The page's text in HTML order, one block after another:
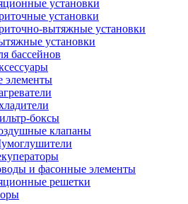
установки
установки
вытяжные установки
установки
бассейнов
элементы
боксы
клапаны
и фасонные элементы
решетки